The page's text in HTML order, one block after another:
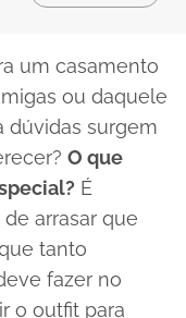
um casamento
ou daquele
dúvidas surgem
O que
É
de arrasar que
tanto
fazer no
o outfit para